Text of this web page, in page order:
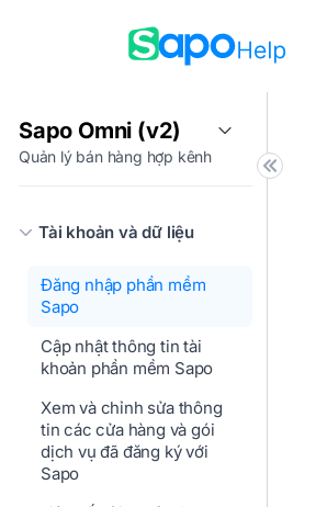
Sapo Omni (v2)
Quản lý bán hàng hợp kênh
Tài khoản và dữ liệu
Đăng nhập phần mềm
Sapo
Cập nhật thông tin tài
khoản phần mềm Sapo
Xem và chỉnh sửa thông
tin các cửa hàng và gói
dịch vụ đã đăng ký với
Sapo